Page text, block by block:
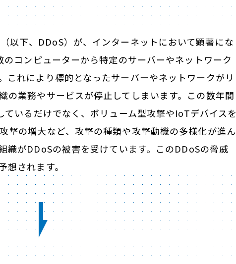
下、DDoS）が、インターネットにおいて顕著にな
コンピューターから特定のサーバーやネットワーク
これにより標的となったサーバーやネットワークがリ
の業務やサービスが停止してしまいます。この数年間
いるだけでなく、ボリューム型攻撃やIoTデバイスを
撃の増大など、攻撃の種類や攻撃動機の多様化が進ん
織がDDoSの被害を受けています。このDDoSの脅威
されます。